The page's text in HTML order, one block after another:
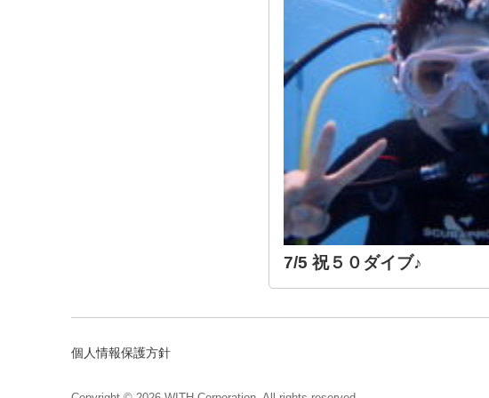
7/5 祝５０ダイブ♪
個人情報保護方針